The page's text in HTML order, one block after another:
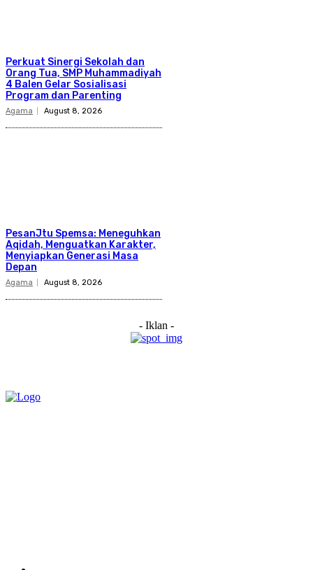
Perkuat Sinergi Sekolah dan
Orang Tua, SMP Muhammadiyah
4 Balen Gelar Sosialisasi
Program dan Parenting
Agama August 8, 2026
PesanJtu Spemsa: Meneguhkan
Aqidah, Menguatkan Karakter,
Menyiapkan Generasi Masa
Depan
Agama August 8, 2026
- Iklan -